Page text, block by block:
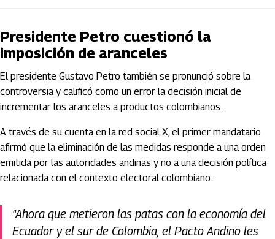
Presidente Petro cuestionó la
imposición de aranceles
El presidente Gustavo Petro también se pronunció sobre la
controversia y calificó como un error la decisión inicial de
incrementar los aranceles a productos colombianos.
A través de su cuenta en la red social X, el primer mandatario
afirmó que la eliminación de las medidas responde a una orden
emitida por las autoridades andinas y no a una decisión política
relacionada con el contexto electoral colombiano.
"Ahora que metieron las patas con la economía del
Ecuador y el sur de Colombia, el Pacto Andino les